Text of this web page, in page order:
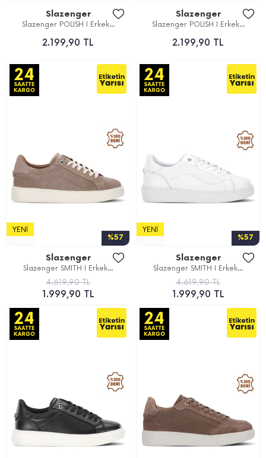
Slazenger
Slazenger POLISH I Erkek...
2.199,90 TL
Slazenger
Slazenger POLISH I Erkek...
2.199,90 TL
%57
YENI
Slazenger
Slazenger SMITH I Erkek...
4.619,90 TL
1.999,90 TL
%57
YENI
Slazenger
Slazenger SMITH I Erkek...
4.619,90 TL
1.999,90 TL